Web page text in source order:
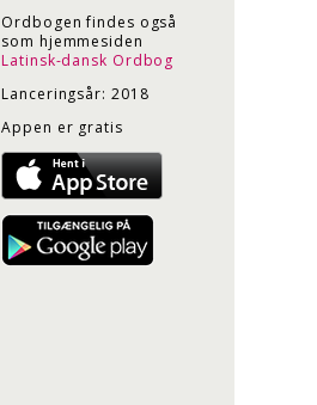
Ordbogen findes også
som hjemmesiden
Latinsk-dansk Ordbog
Lanceringsår: 2018
Appen er gratis